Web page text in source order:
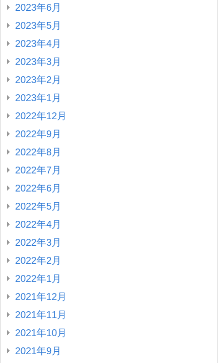
2023年6月
2023年5月
2023年4月
2023年3月
2023年2月
2023年1月
2022年12月
2022年9月
2022年8月
2022年7月
2022年6月
2022年5月
2022年4月
2022年3月
2022年2月
2022年1月
2021年12月
2021年11月
2021年10月
2021年9月